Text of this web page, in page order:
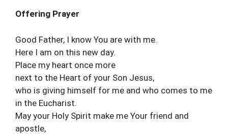
Offering Prayer
Good Father, I know You are with me.
Here I am on this new day.
Place my heart once more
next to the Heart of your Son Jesus,
who is giving himself for me and who comes to me
in the Eucharist.
May your Holy Spirit make me Your friend and
apostle,